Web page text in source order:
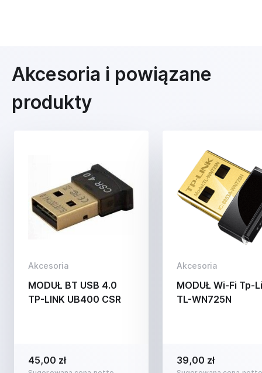
Akcesoria i powiązane
produkty
Akcesoria
MODUŁ BT USB 4.0
TP-LINK UB400 CSR
45,00 zł
Akcesoria
MODUŁ Wi-Fi Tp-
TL-WN725N
39,00 zł